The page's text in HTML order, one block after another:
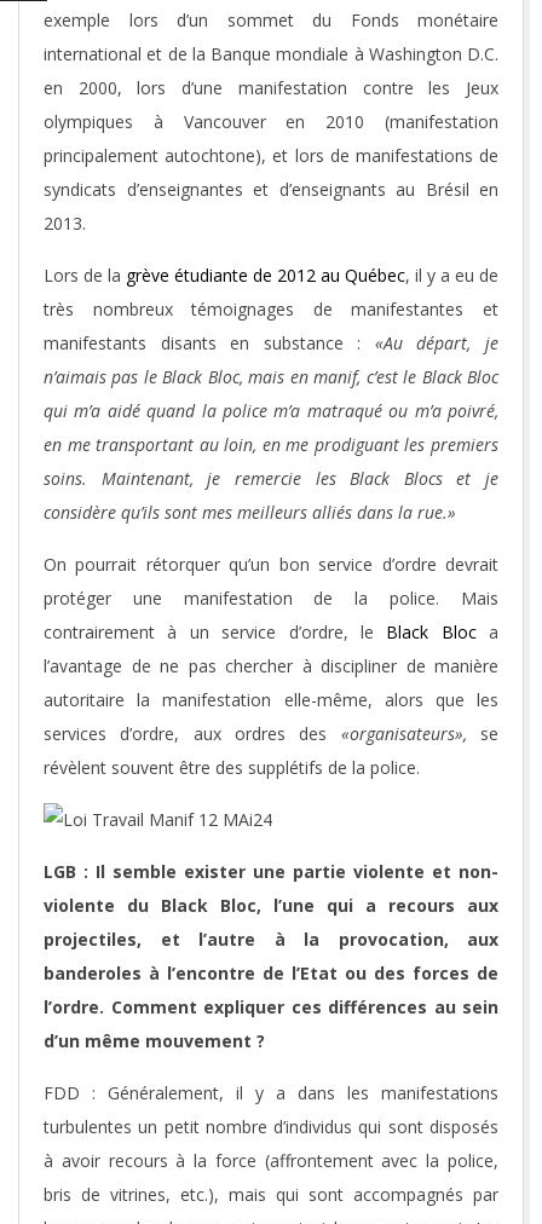
exemple lors d’un sommet du Fonds monétaire
international et de la Banque mondiale à Washington D.C.
en 2000, lors d’une manifestation contre les Jeux
olympiques à Vancouver en 2010 (manifestation
principalement autochtone), et lors de manifestations de
syndicats d’enseignantes et d’enseignants au Brésil en
2013.
Lors de la grève étudiante de 2012 au Québec, il y a eu de
très nombreux témoignages de manifestantes et
manifestants disants en substance : «Au départ, je
n’aimais pas le Black Bloc, mais en manif, c’est le Black Bloc
qui m’a aidé quand la police m’a matraqué ou m’a poivré,
en me transportant au loin, en me prodiguant les premiers
soins. Maintenant, je remercie les Black Blocs et je
considère qu’ils sont mes meilleurs alliés dans la rue.»
On pourrait rétorquer qu’un bon service d’ordre devrait
protéger une manifestation de la police. Mais
contrairement à un service d’ordre, le Black Bloca
l’avantage de ne pas chercher à discipliner de manière
autoritaire la manifestation elle-même, alors que les
services d’ordre, aux ordres des «organisateurs», se
révèlent souvent être des supplétifs de la police.
LGB : Il semble exister une partie violente et non-
violente du Black Bloc, l’une qui a recours aux
projectiles, et l’autre à la provocation, aux
banderoles à l’encontre de l’Etat ou des forces de
l’ordre. Comment expliquer ces différences au sein
d’un même mouvement ?
FDD : Généralement, il y a dans les manifestations
turbulentes un petit nombre d’individus qui sont disposés
à avoir recours à la force (affrontement avec la police,
bris de vitrines, etc.), mais qui sont accompagnés par